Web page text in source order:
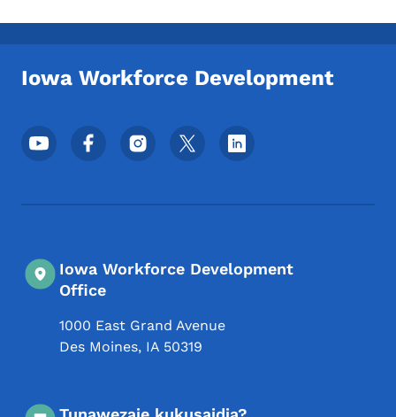
Iowa Workforce Development
Menyu ya Mitandao ya Kijamii ya Chini
Iowa Workforce Development
Office
1000 East Grand Avenue
Des Moines, IA 50319